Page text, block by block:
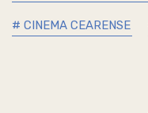
# CINEMA CEARENSE